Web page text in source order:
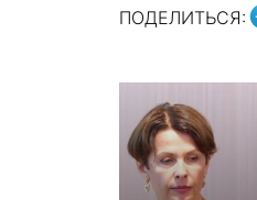
ПОДЕЛИТЬСЯ: